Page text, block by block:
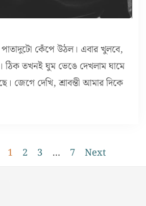
কেঁপে উঠল। এবার খুলবে,
ঠিক তখনই ঘুম ভেঙে দেখলাম ঘামে
জেগে দেখি, শ্রাবন্তী আমার দিকে
1 2 3 … 7 Next